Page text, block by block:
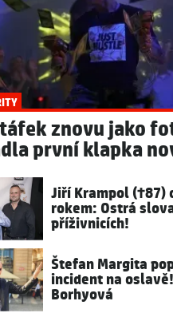
znovu jako
první klapka
Jiří Krampol (†87)
rokem: Ostrá
příživnicích!
Štefan Margita
incident na
Borhyová